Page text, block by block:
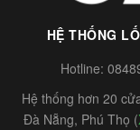
HỆ THỐNG
Hotline:
Hệ thống hơn 20
Đà Nẵng, Phú Thọ (